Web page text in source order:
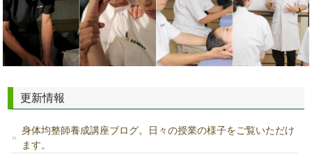
更新情報
身体均整師養成講座ブログ。日々の授業の様子をご覧いただけ
ます。